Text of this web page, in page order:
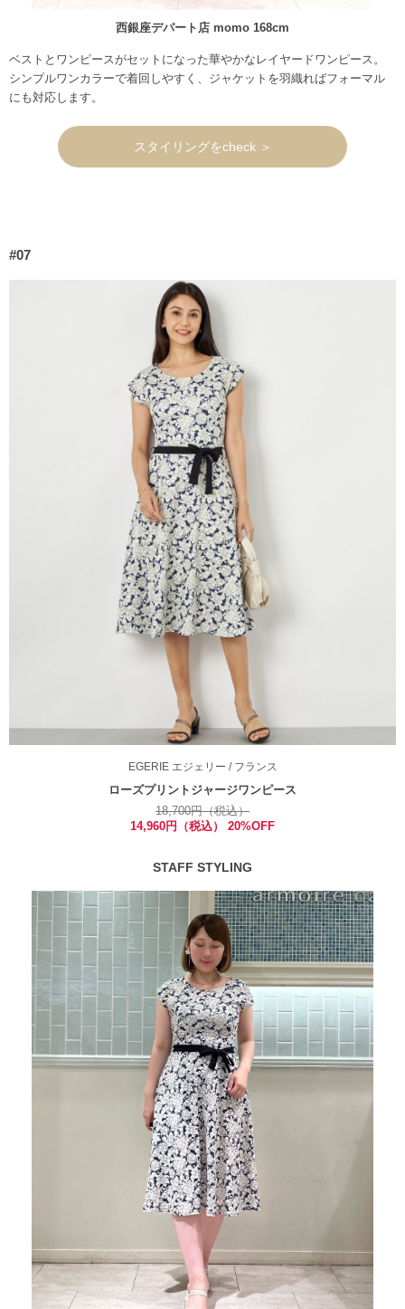
西銀座デパート店 momo 168cm
ベストとワンピースがセットになった華やかなレイヤードワンピース。
シンプルワンカラーで着回しやすく、ジャケットを羽織ればフォーマル
にも対応します。
スタイリングをcheck ＞
#07
EGERIEエジェリー / フランス
ローズプリントジャージワンピース
18,700円（税込）
14,960円（税込） 20%OFF
STAFF STYLING